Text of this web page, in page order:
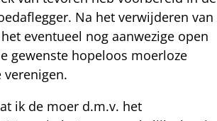
Na het verwijderen van
eventueel nog aanwezige open
gewenste hopeloos moerloze
ik de moer d.m.v. het